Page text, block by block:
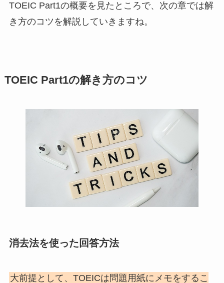
TOEIC Part1の概要を見たところで、次の章では解
き方のコツを解説していきますね。
TOEIC Part1の解き方のコツ
消去法を使った回答方法
大前提として、TOEICは問題用紙にメモをするこ